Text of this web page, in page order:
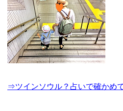
⇒ツインソウル？占いで確かめ